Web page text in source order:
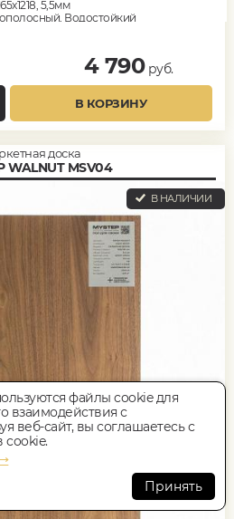
5,5мм
Водостойкий
4 790руб.
В КОРЗИНУ
доска
WALNUT MSV04
В НАЛИЧИИ
файлы cookie для
взаимодействия с
веб-сайт, вы соглашаетесь с
cookie.
Принять